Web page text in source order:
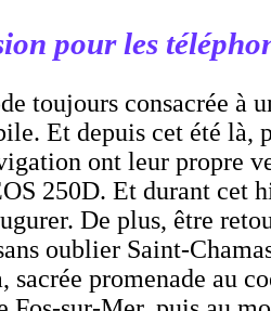
pour les
toujours consacrée à
Et depuis cet été là,
ont leur propre
250D. Et durant cet
De plus, être
oublier Saint-
sacrée promenade au